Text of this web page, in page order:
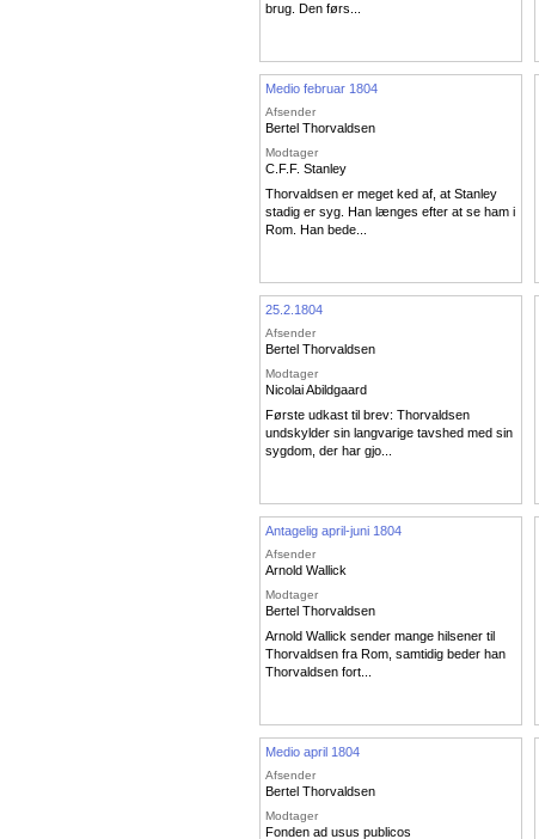
brug. Den førs...
Medio februar 1804
Afsender
Bertel Thorvaldsen
Modtager
C.F.F. Stanley
Thorvaldsen er meget ked af, at Stanley
stadig er syg. Han længes efter at se ham i
Rom. Han bede...
25.2.1804
Afsender
Bertel Thorvaldsen
Modtager
Nicolai Abildgaard
Første udkast til brev: Thorvaldsen
undskylder sin langvarige tavshed med sin
sygdom, der har gjo...
Antagelig april-juni 1804
Afsender
Arnold Wallick
Modtager
Bertel Thorvaldsen
Arnold Wallick sender mange hilsener til
Thorvaldsen fra Rom, samtidig beder han
Thorvaldsen fort...
Medio april 1804
Afsender
Bertel Thorvaldsen
Modtager
Fonden ad usus publicos